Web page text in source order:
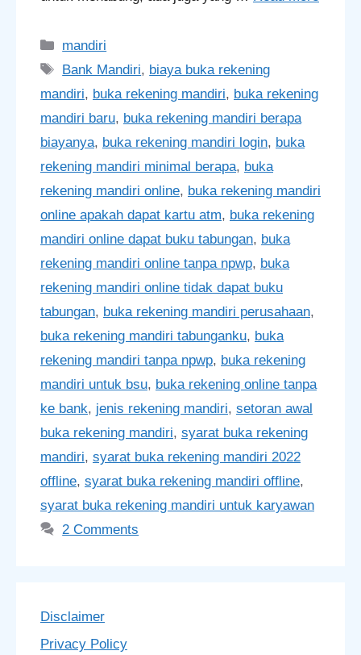
Categories
mandiri
Tags
Bank Mandiri, biaya buka rekening
mandiri, buka rekening mandiri, buka rekening
mandiri baru, buka rekening mandiri berapa
biayanya, buka rekening mandiri login, buka
rekening mandiri minimal berapa, buka
rekening mandiri online, buka rekening mandiri
online apakah dapat kartu atm, buka rekening
mandiri online dapat buku tabungan, buka
rekening mandiri online tanpa npwp, buka
rekening mandiri online tidak dapat buku
tabungan, buka rekening mandiri perusahaan,
buka rekening mandiri tabunganku, buka
rekening mandiri tanpa npwp, buka rekening
mandiri untuk bsu, buka rekening online tanpa
ke bank, jenis rekening mandiri, setoran awal
buka rekening mandiri, syarat buka rekening
mandiri, syarat buka rekening mandiri 2022
offline, syarat buka rekening mandiri offline,
syarat buka rekening mandiri untuk karyawan
2 Comments
Disclaimer
Privacy Policy